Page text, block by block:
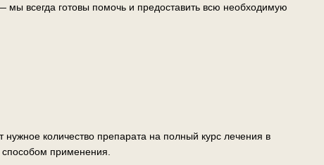
мы всегда готовы помочь и предоставить всю необходимую
количество препарата на полный курс лечения в
способом применения.